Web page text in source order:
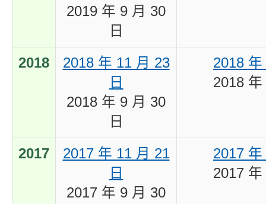
2019 年 9 月 30
日
2018
2018 年 11 月 23
日
2018 年 9 月 30
日
2018
2018
2017
2017 年 11 月 21
日
2017 年 9 月 30
2017
2017